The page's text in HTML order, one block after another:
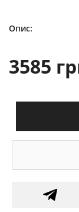
Опис:
3585